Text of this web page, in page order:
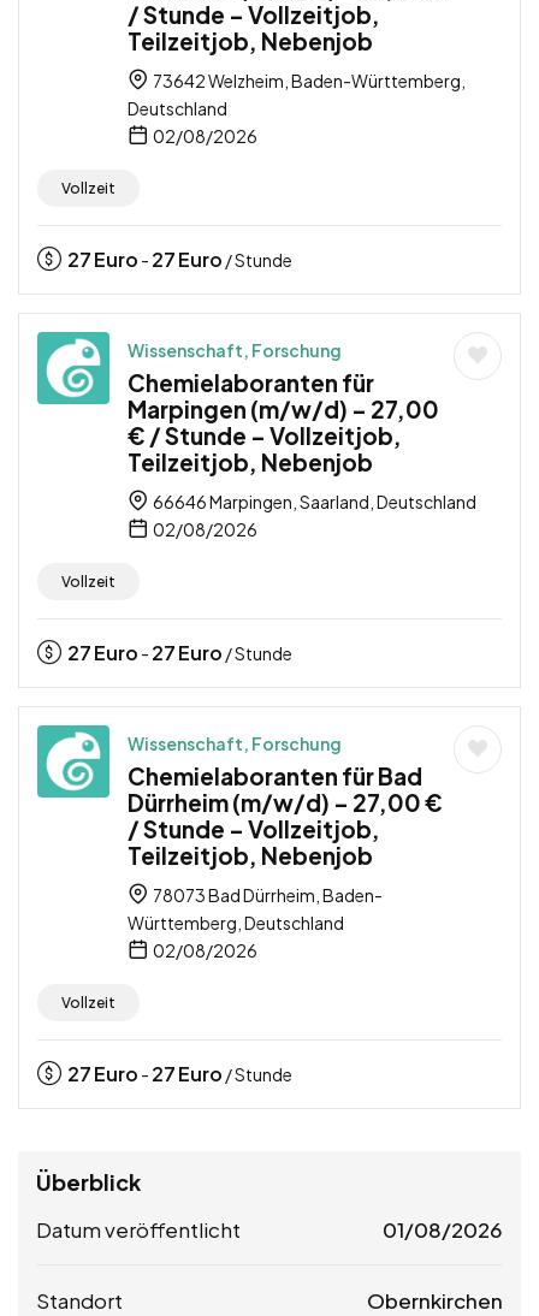
/ Stunde – Vollzeitjob,
Teilzeitjob, Nebenjob
73642 Welzheim, Baden-Württemberg,
Deutschland
02/08/2026
Vollzeit
27Euro - 27Euro / Stunde
Wissenschaft, Forschung
Chemielaboranten für
Marpingen (m/w/d) – 27,00
€ / Stunde – Vollzeitjob,
Teilzeitjob, Nebenjob
66646 Marpingen, Saarland, Deutschland
02/08/2026
Vollzeit
27Euro - 27Euro / Stunde
Wissenschaft, Forschung
Chemielaboranten für Bad
Dürrheim (m/w/d) – 27,00 €
/ Stunde – Vollzeitjob,
Teilzeitjob, Nebenjob
78073 Bad Dürrheim, Baden-
Württemberg, Deutschland
02/08/2026
Vollzeit
27Euro - 27Euro / Stunde
Überblick
Datum veröffentlicht 01/08/2026
Standort Obernkirchen